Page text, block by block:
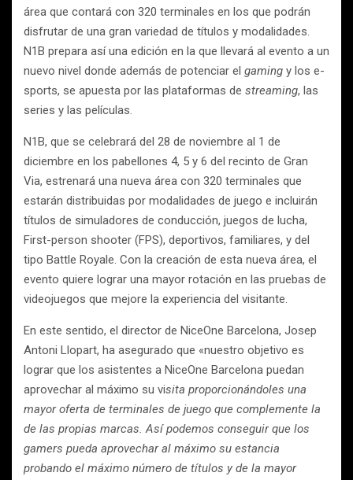
área que contará con 320 terminales en los que podrán
disfrutar de una gran variedad de títulos y modalidades.
N1B prepara así una edición en la que llevará al evento a un
nuevo nivel donde además de potenciar el gaming y los e-
sports, se apuesta por las plataformas de streaming, las
series y las películas.
N1B, que se celebrará del 28 de noviembre al 1 de
diciembre en los pabellones 4, 5 y 6 del recinto de Gran
Via, estrenará una nueva área con 320 terminales que
estarán distribuidas por modalidades de juego e incluirán
títulos de simuladores de conducción, juegos de lucha,
First-person shooter (FPS), deportivos, familiares, y del
tipo Battle Royale. Con la creación de esta nueva área, el
evento quiere lograr una mayor rotación en las pruebas de
videojuegos que mejore la experiencia del visitante.
En este sentido, el director de NiceOne Barcelona, Josep
Antoni Llopart, ha asegurado que «nuestro objetivo es
lograr que los asistentes a NiceOne Barcelona puedan
aprovechar al máximo su visita proporcionándoles una
mayor oferta de terminales de juego que complemente la
de las propias marcas. Así podemos conseguir que los
gamers pueda aprovechar al máximo su estancia
probando el máximo número de títulos y de la mayor